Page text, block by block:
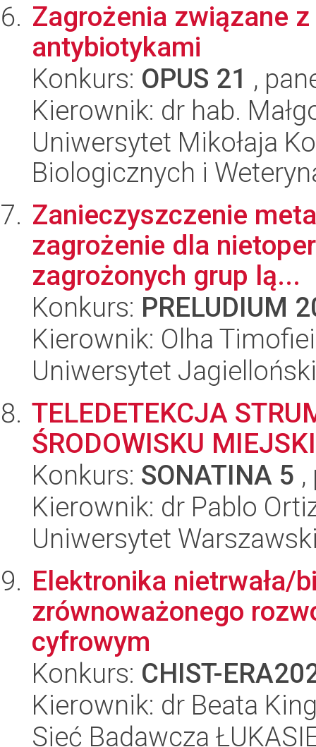
Zagrożenia związane
antybiotykami
Konkurs: OPUS 21 ,
Kierownik: dr hab.
Uniwersytet Mikołaja
Biologicznych i
Zanieczyszczenie
zagrożenie dla
zagrożonych grup lą...
Konkurs: PRELUDIUM
Kierownik: Olha
Uniwersytet Jagielloński
TELEDETEKCJA
ŚRODOWISKU
Konkurs: SONATINA 5
Kierownik: dr Pablo
Uniwersytet
Elektronika nietrwała/
zrównoważonego
cyfrowym
Konkurs: CHIST-
Kierownik: dr Beata
Sieć Badawcza